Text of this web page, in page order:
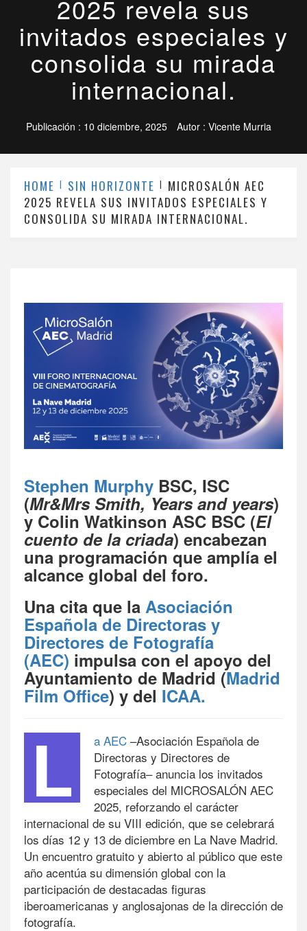
2025 revela sus
invitados especiales y
consolida su mirada
internacional.
Publicación : 10 diciembre, 2025 Autor : Vicente Murria
HOME SIN HORIZONTE
MICROSALÓN AEC
2025 REVELA SUS INVITADOS ESPECIALES Y
CONSOLIDA SU MIRADA INTERNACIONAL.
Stephen Murphy BSC, ISC
(Mr&Mrs Smith, Years and years)
y Colin Watkinson ASC BSC (El
cuento de la criada) encabezan
una programación que amplía el
alcance global del foro.
Una cita que la Asociación
Española de Directoras y
Directores de Fotografía
(AEC) impulsa con el apoyo del
Ayuntamiento de Madrid (Madrid
Film Office) y del ICAA.
L a AEC –Asociación Española de
Directoras y Directores de
Fotografía– anuncia los invitados
especiales del MICROSALÓN AEC
2025, reforzando el carácter
internacional de su VIII edición, que se celebrará
los días 12 y 13 de diciembre en La Nave Madrid.
Un encuentro gratuito y abierto al público que este
año acentúa su dimensión global con la
participación de destacadas figuras
iberoamericanas y anglosajonas de la dirección de
fotografía.